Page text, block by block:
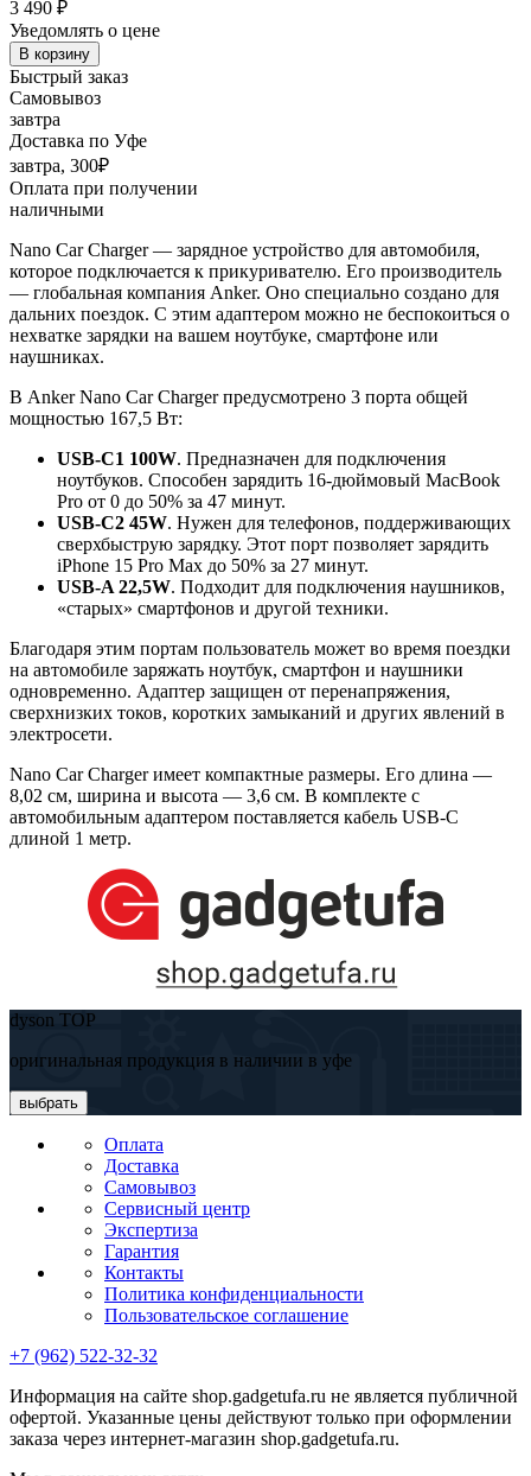
3 490 ₽
Уведомлять о цене
В корзину
Быстрый заказ
Самовывоз
завтра
Доставка по Уфе
завтра, 300₽
Оплата при получении
наличными
Nano Car Charger — зарядное устройство для автомобиля,
которое подключается к прикуривателю. Его производитель
— глобальная компания Anker. Оно специально создано для
дальних поездок. С этим адаптером можно не беспокоиться о
нехватке зарядки на вашем ноутбуке, смартфоне или
наушниках.
В Anker Nano Car Charger предусмотрено 3 порта общей
мощностью 167,5 Вт:
USB-C1 100W. Предназначен для подключения
ноутбуков. Способен зарядить 16-дюймовый MacBook
Pro от 0 до 50% за 47 минут.
USB-C2 45W. Нужен для телефонов, поддерживающих
сверхбыструю зарядку. Этот порт позволяет зарядить
iPhone 15 Pro Max до 50% за 27 минут.
USB-A 22,5W. Подходит для подключения наушников,
«старых» смартфонов и другой техники.
Благодаря этим портам пользователь может во время поездки
на автомобиле заряжать ноутбук, смартфон и наушники
одновременно. Адаптер защищен от перенапряжения,
сверхнизких токов, коротких замыканий и других явлений в
электросети.
Nano Car Charger имеет компактные размеры. Его длина —
8,02 см, ширина и высота — 3,6 см. В комплекте с
автомобильным адаптером поставляется кабель USB-C
длиной 1 метр.
dyson TOP
оригинальная продукция в наличии в уфе
выбрать
Оплата
Доставка
Самовывоз
Сервисный центр
Экспертиза
Гарантия
Контакты
Политика конфиденциальности
Пользовательское соглашение
+7 (962) 522-32-32
Информация на сайте shop.gadgetufa.ru не является публичной
офертой. Указанные цены действуют только при оформлении
заказа через интернет-магазин shop.gadgetufa.ru.